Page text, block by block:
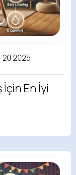
20 2025
En İyi